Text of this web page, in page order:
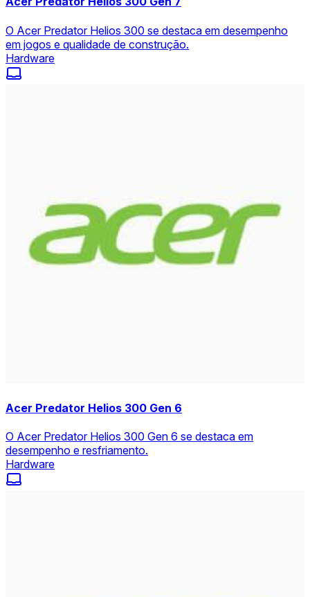
O Acer Predator Helios 300 se destaca em desempenho
em jogos e qualidade de construção.
Hardware
Acer Predator Helios 300 Gen 6
O Acer Predator Helios 300 Gen 6 se destaca em
desempenho e resfriamento.
Hardware